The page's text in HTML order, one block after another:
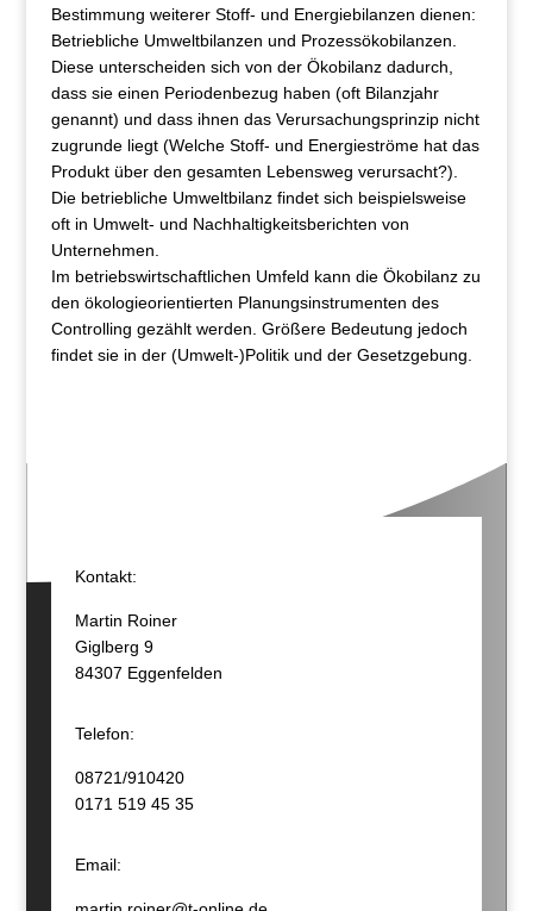
Bestimmung weiterer Stoff- und Energiebilanzen dienen:
Betriebliche Umweltbilanzen und Prozessökobilanzen.
Diese unterscheiden sich von der Ökobilanz dadurch,
dass sie einen Periodenbezug haben (oft Bilanzjahr
genannt) und dass ihnen das Verursachungsprinzip nicht
zugrunde liegt (Welche Stoff- und Energieströme hat das
Produkt über den gesamten Lebensweg verursacht?).
Die betriebliche Umweltbilanz findet sich beispielsweise
oft in Umwelt- und Nachhaltigkeitsberichten von
Unternehmen.
Im betriebswirtschaftlichen Umfeld kann die Ökobilanz zu
den ökologieorientierten Planungsinstrumenten des
Controlling gezählt werden. Größere Bedeutung jedoch
findet sie in der (Umwelt-)Politik und der Gesetzgebung.
Kontakt:
Martin Roiner
Giglberg 9
84307 Eggenfelden
Telefon:
08721/910420
0171 519 45 35
Email: